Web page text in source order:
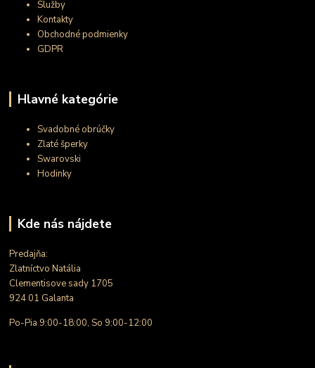
Služby
Kontakty
Obchodné podmienky
GDPR
Hlavné kategórie
Svadobné obrúčky
Zlaté šperky
Swarovski
Hodinky
Kde nás nájdete
Predajňa:
Zlatníctvo Natália
Clementisove sady 1705
924 01 Galanta
Po-Pia 9:00-18:00, So 9:00-12:00